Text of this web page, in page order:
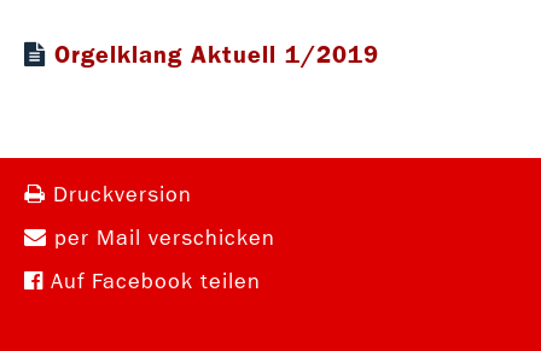
Orgelklang Aktuell 1/2019
Druckversion
per Mail verschicken
Auf Facebook teilen